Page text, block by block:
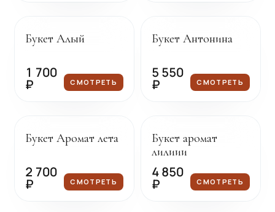
Букет Алый
1 700
₽ СМОТРЕТЬ
Букет Антонина
5 550
₽ СМОТРЕТЬ
Букет Аромат лета
2 700
₽ СМОТРЕТЬ
Букет аромат
лилиии
4 850
₽ СМОТРЕТЬ